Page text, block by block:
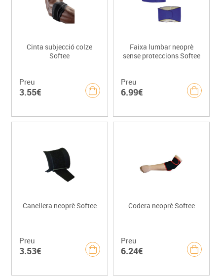
Cinta subjecció colze
Softee
Preu
3.55€
Faixa lumbar neoprè
sense proteccions Softee
Preu
6.99€
Canellera neoprè Softee
Preu
3.53€
Codera neoprè Softee
Preu
6.24€